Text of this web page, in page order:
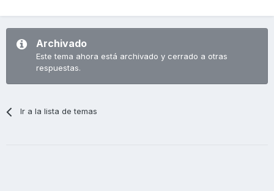
Archivado
Este tema ahora está archivado y cerrado a otras
respuestas.
Ir a la lista de temas